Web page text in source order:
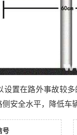
设置在路外事故较
安全水平，降低车
号